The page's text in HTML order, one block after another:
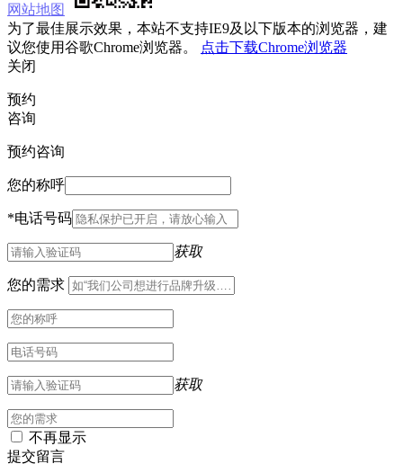
网站地图
为了最佳展示效果，本站不支持IE9及以下版本的浏览器，建
议您使用谷歌Chrome浏览器。
点击下载Chrome浏览器
关闭
预约
咨询
预约咨询
您的称呼
*电话号码
获取
您的需求
获取
不再显示
提交留言